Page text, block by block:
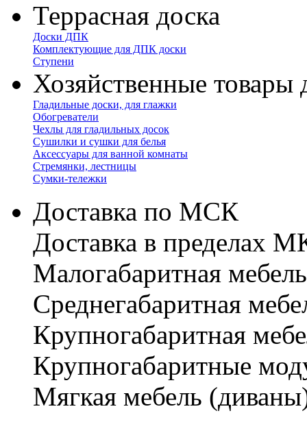
Террасная доска
Доски ДПК
Комплектующие для ДПК доски
Ступени
Хозяйственные товары
Гладильные доски, для глажки
Обогреватели
Чехлы для гладильных досок
Сушилки и сушки для белья
Аксессуары для ванной комнаты
Стремянки, лестницы
Сумки-тележки
Доставка по МСК
Доставка в пределах
Малогабаритная
Cреднегабаритная
Крупногабаритная
Крупногабаритные
Мягкая мебель